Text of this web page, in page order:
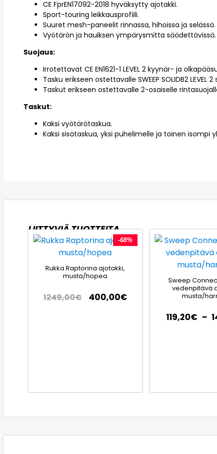
CE FprEN17092-2018 hyväksytty ajotakki.
Sport-touring leikkausprofiili.
Suuret mesh-paneelit rinnassa, hihoissa ja selässä.
Vyötärön ja hauiksen ympärysmitta säädettävissä.
Suojaus:
Irrotettavat CE EN1621-1 LEVEL 2 kyynär- ja
Tasku erikseen ostettavalle SWEEP SOLIDB2 LEVEL
Taskut erikseen ostettavalle 2-osaiselle
Taskut:
Kaksi vyötärötaskua.
Kaksi sisätaskua, yksi puhelimelle ja toinen isompi
LIITTYVIÄ TUOTTEITA
-68%
Rukka Raptorina ajotakki,
musta/hopea
1249,00€ 400,00€
Sweep
vedenpitävä
musta/
119,20€ –